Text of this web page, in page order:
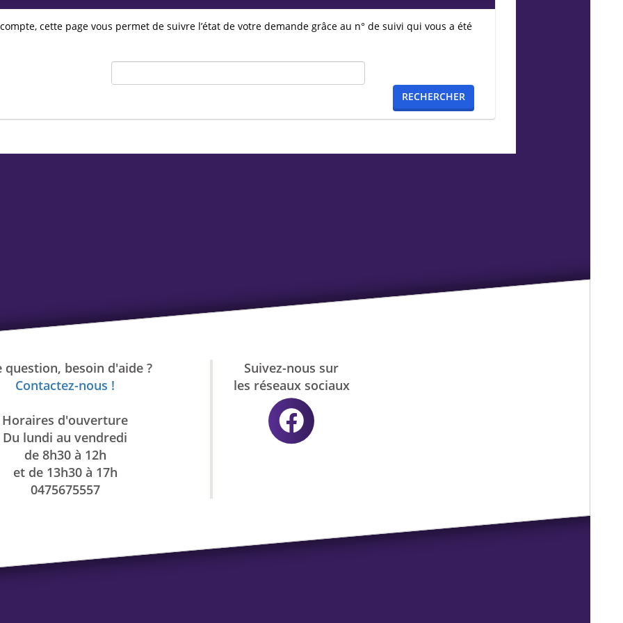
cette page vous permet de suivre l’état de votre demande grâce au n° de suivi qui vous a été
RECHERCHER
question, besoin d'aide ?
Contactez-nous !
Horaires d'ouverture
Du lundi au vendredi
de 8h30 à 12h
et de 13h30 à 17h
0475675557
Suivez-nous sur
les réseaux sociaux